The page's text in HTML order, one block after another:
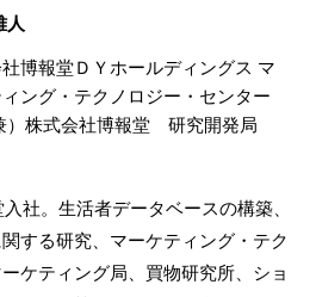
人
博報堂ＤＹホールディングス マ
ィング・テクノロジー・センター
）株式会社博報堂 研究開発局
社。生活者データベースの構築、
する研究、マーケティング・テク
ケティング局、買物研究所、ショ